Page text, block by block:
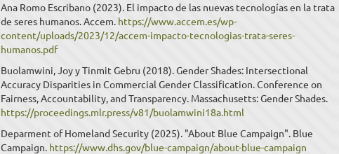
Ana Romo Escribano (2023). El impacto de las nuevas tecnologías en la trata
de seres humanos. Accem. https://www.accem.es/wp-
content/uploads/2023/12/accem-impacto-tecnologias-trata-seres-
humanos.pdf
Buolamwini, Joy y Tinmit Gebru (2018). Gender Shades: Intersectional
Accuracy Disparities in Commercial Gender Classification. Conference on
Fairness, Accountability, and Transparency. Massachusetts: Gender Shades.
https://proceedings.mlr.press/v81/buolamwini18a.html
Deparment of Homeland Security (2025). "About Blue Campaign". Blue
Campaign. https://www.dhs.gov/blue-campaign/about-blue-campaign